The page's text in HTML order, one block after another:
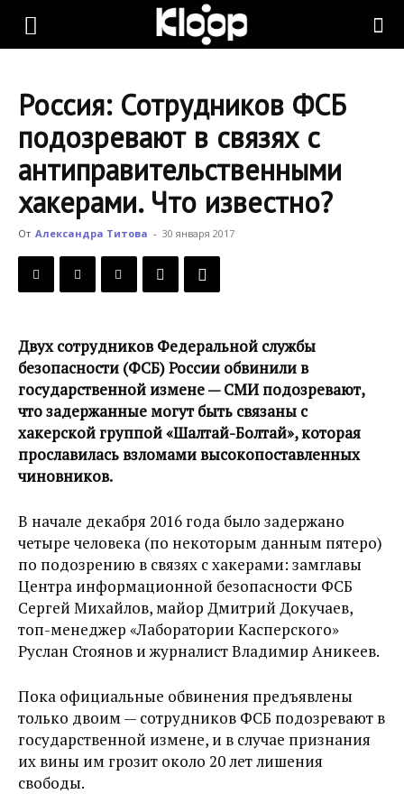
KLOOP.KG
Новости
Кыргызстана
Россия: Сотрудников ФСБ
подозревают в связях с
антиправительственными
хакерами. Что известно?
От Александра Титова - 30 января 2017
Двух сотрудников Федеральной службы
безопасности (ФСБ) России обвинили в
государственной измене — СМИ подозревают,
что задержанные могут быть связаны с
хакерской группой «Шалтай-Болтай», которая
прославилась взломами высокопоставленных
чиновников.
В начале декабря 2016 года было задержано
четыре человека (по некоторым данным пятеро)
по подозрению в связях с хакерами: замглавы
Центра информационной безопасности ФСБ
Сергей Михайлов, майор Дмитрий Докучаев,
топ-менеджер «Лаборатории Касперского»
Руслан Стоянов и журналист Владимир Аникеев.
Пока официальные обвинения предъявлены
только двоим — сотрудников ФСБ подозревают в
государственной измене, и в случае признания
их вины им грозит около 20 лет лишения
свободы.